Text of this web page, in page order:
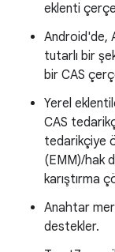
eklenti
Android'de,
tutarlı bir
bir CAS
Yerel
CAS
tedarikçiye
(EMM)/hak
karıştırma
Anahtar
destekler.